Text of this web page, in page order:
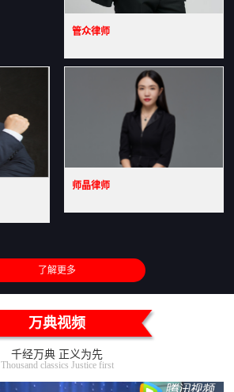
管众律师
师晶律师
了解更多
万典视频
千经万典 正义为先
Thousand classics Justice first